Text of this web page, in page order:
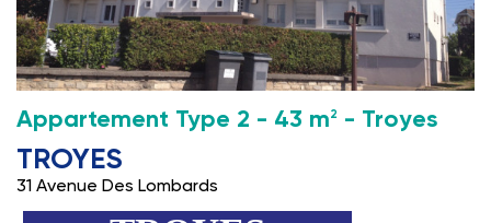
Appartement Type 2 - 43 m2 - Troyes
TROYES
31 Avenue Des Lombards